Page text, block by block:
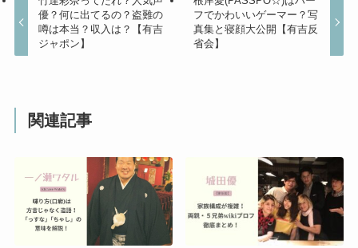
優？何に出てるの？盗難の
噂は本当？収入は？【有吉
ジャポン】
フでかわいいゲーマー？写
真集と寝顔大公開【有吉反
省会】
関連記事